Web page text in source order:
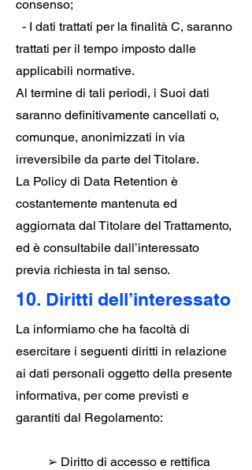
consenso;
- I dati trattati per la finalità C, saranno
trattati per il tempo imposto dalle
applicabili normative.
Al termine di tali periodi, i Suoi dati
saranno definitivamente cancellati o,
comunque, anonimizzati in via
irreversibile da parte del Titolare.
La Policy di Data Retention è
costantemente mantenuta ed
aggiornata dal Titolare del Trattamento,
ed è consultabile dall’interessato
previa richiesta in tal senso.
10. Diritti dell’interessato
La informiamo che ha facoltà di
esercitare i seguenti diritti in relazione
ai dati personali oggetto della presente
informativa, per come previsti e
garantiti dal Regolamento:
➢ Diritto di accesso e rettifica